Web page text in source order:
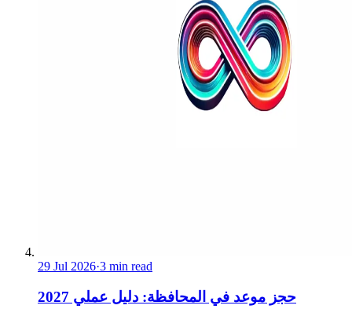
29 Jul 2026·3 min read
حجز موعد في المحافظة: دليل عملي 2027